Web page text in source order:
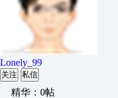
Lonely_99
关注 私信
精华：0帖